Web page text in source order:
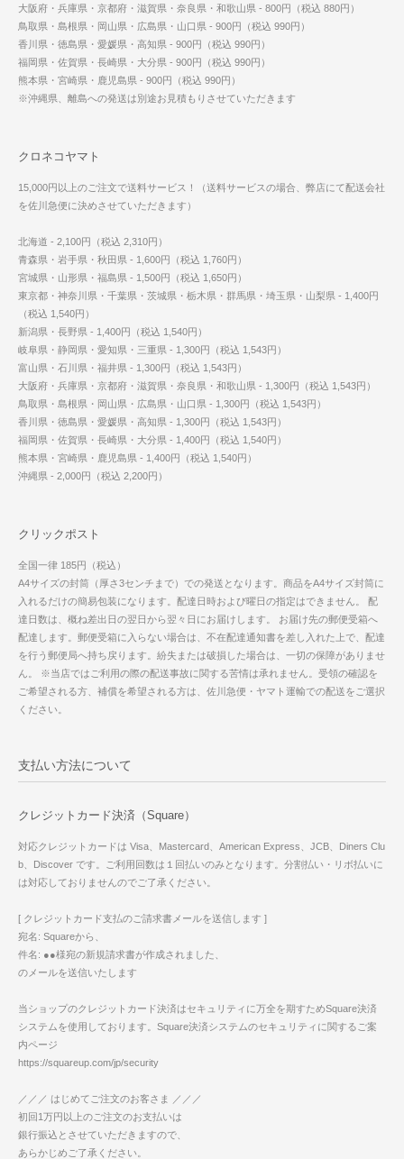
大阪府・兵庫県・京都府・滋賀県・奈良県・和歌山県 - 800円（税込 880円）
鳥取県・島根県・岡山県・広島県・山口県 - 900円（税込 990円）
香川県・徳島県・愛媛県・高知県 - 900円（税込 990円）
福岡県・佐賀県・長崎県・大分県 - 900円（税込 990円）
熊本県・宮崎県・鹿児島県 - 900円（税込 990円）
※沖縄県、離島への発送は別途お見積もりさせていただきます
クロネコヤマト
15,000円以上のご注文で送料サービス！（送料サービスの場合、弊店にて配送会社
を佐川急便に決めさせていただきます）
北海道 - 2,100円（税込 2,310円）
青森県・岩手県・秋田県 - 1,600円（税込 1,760円）
宮城県・山形県・福島県 - 1,500円（税込 1,650円）
東京都・神奈川県・千葉県・茨城県・栃木県・群馬県・埼玉県・山梨県 - 1,400円
（税込 1,540円）
新潟県・長野県 - 1,400円（税込 1,540円）
岐阜県・静岡県・愛知県・三重県 - 1,300円（税込 1,543円）
富山県・石川県・福井県 - 1,300円（税込 1,543円）
大阪府・兵庫県・京都府・滋賀県・奈良県・和歌山県 - 1,300円（税込 1,543円）
鳥取県・島根県・岡山県・広島県・山口県 - 1,300円（税込 1,543円）
香川県・徳島県・愛媛県・高知県 - 1,300円（税込 1,543円）
福岡県・佐賀県・長崎県・大分県 - 1,400円（税込 1,540円）
熊本県・宮崎県・鹿児島県 - 1,400円（税込 1,540円）
沖縄県 - 2,000円（税込 2,200円）
クリックポスト
全国一律 185円（税込）
A4サイズの封筒（厚さ3センチまで）での発送となります。商品をA4サイズ封筒に
入れるだけの簡易包装になります。配達日時および曜日の指定はできません。 配
達日数は、概ね差出日の翌日から翌々日にお届けします。 お届け先の郵便受箱へ
配達します。郵便受箱に入らない場合は、不在配達通知書を差し入れた上で、配達
を行う郵便局へ持ち戻ります。紛失または破損した場合は、一切の保障がありませ
ん。 ※当店ではご利用の際の配送事故に関する苦情は承れません。受領の確認を
ご希望される方、補償を希望される方は、佐川急便・ヤマト運輸での配送をご選択
ください。
支払い方法について
クレジットカード決済（Square）
対応クレジットカードは Visa、Mastercard、American Express、JCB、Diners Clu
b、Discover です。ご利用回数は１回払いのみとなります。分割払い・リボ払いに
は対応しておりませんのでご了承ください。
[ クレジットカード支払のご請求書メールを送信します ]
宛名: Squareから、
件名: ●●様宛の新規請求書が作成されました、
のメールを送信いたします
当ショップのクレジットカード決済はセキュリティに万全を期すためSquare決済
システムを使用しております。Square決済システムのセキュリティに関するご案
内ページ
https://squareup.com/jp/security
／／／ はじめてご注文のお客さま ／／／
初回1万円以上のご注文のお支払いは
銀行振込とさせていただきますので、
あらかじめご了承ください。